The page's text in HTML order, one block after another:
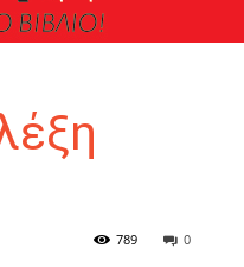
ΑΝΑΓΝΩΣΤΗΣ 0
789